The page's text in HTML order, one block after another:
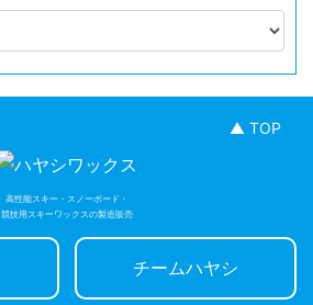
▲ TOP
高性能スキー・スノーボード・
競技用スキーワックスの製造販売
チームハヤシ